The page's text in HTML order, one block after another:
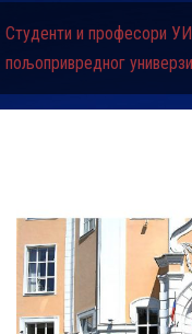
Студенти и професори
пољопривредног